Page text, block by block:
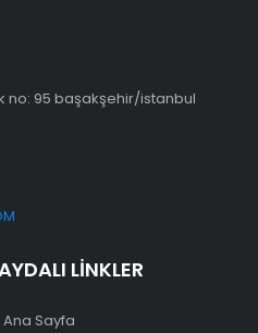
no: 95 başakşehir/i̇stanbul
LINKLER
Ana Sayfa